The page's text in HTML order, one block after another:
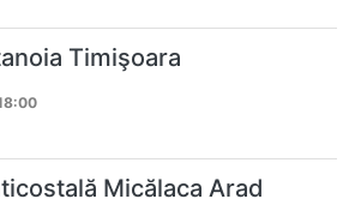
Timişoara
Micălaca Arad